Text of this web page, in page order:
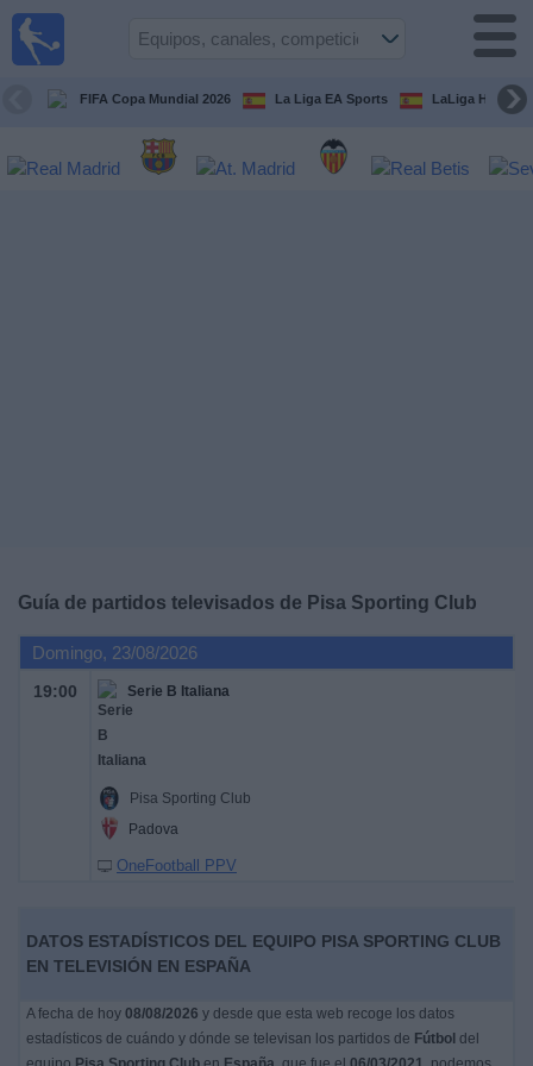
FIFA Copa Mundial 2026 La Liga EA Sports LaLiga
Guía de partidos televisados de Pisa Sporting Club
Domingo, 23/08/2026
19:00 Serie B Italiana
Pisa Sporting Club
Padova
OneFootball PPV
DATOS ESTADÍSTICOS DEL EQUIPO PISA SPORTING CLUB
EN TELEVISIÓN EN ESPAÑA
A fecha de hoy 08/08/2026 y desde que esta web recoge los datos
estadísticos de cuándo y dónde se televisan los partidos de Fútbol del
Guía de
Televisados
Noticias